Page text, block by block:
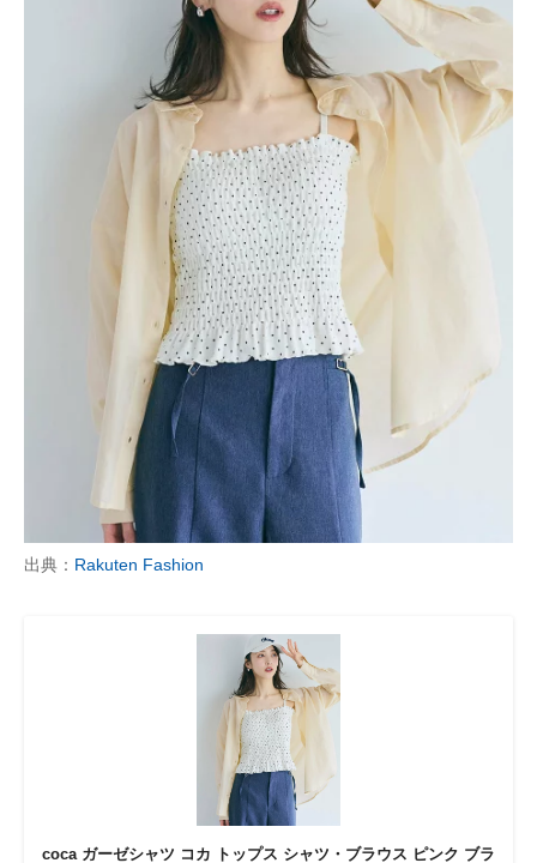
出典： Rakuten Fashion
coca ガーゼシャツ コカ トップス シャツ・ブラウス ピンク ブラ